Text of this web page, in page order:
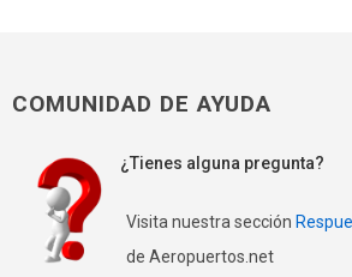
COMUNIDAD DE AYUDA
¿Tienes alguna pregunta?
Visita nuestra sección
de Aeropuertos.net